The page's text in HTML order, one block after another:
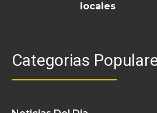
locales
Categorias